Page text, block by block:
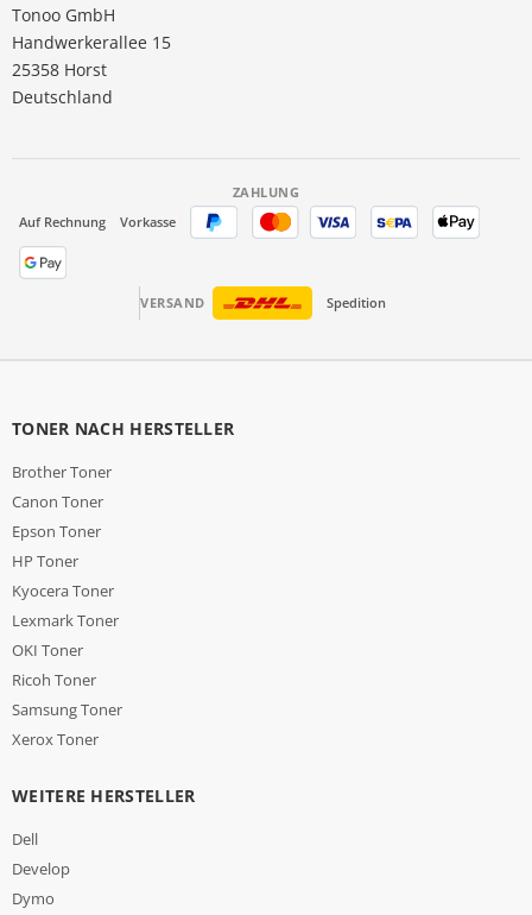
Tonoo GmbH
Handwerkerallee 15
25358 Horst
Deutschland
ZAHLUNG
Auf Rechnung
Vorkasse
VERSAND Spedition
TONER NACH HERSTELLER
Brother Toner
Canon Toner
Epson Toner
HP Toner
Kyocera Toner
Lexmark Toner
OKI Toner
Ricoh Toner
Samsung Toner
Xerox Toner
WEITERE HERSTELLER
Dell
Develop
Dymo